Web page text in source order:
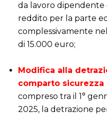
da lavoro dipendente
reddito per la parte
complessivamente
di 15.000 euro;
Modifica alla
comparto sicurezza
compreso tra il 1°
2025, la detrazione